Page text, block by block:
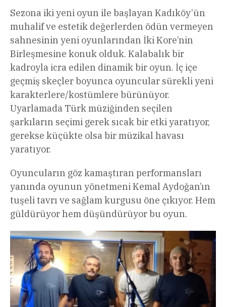
Sezona iki yeni oyun ile başlayan Kadıköy’ün
muhalif ve estetik değerlerden ödün vermeyen
sahnesinin yeni oyunlarından İki Kore’nin
Birleşmesine konuk olduk. Kalabalık bir
kadroyla icra edilen dinamik bir oyun. İç içe
geçmiş skeçler boyunca oyuncular sürekli yeni
karakterlere/kostümlere bürünüyor.
Uyarlamada Türk müziğinden seçilen
şarkıların seçimi gerek sıcak bir etki yaratıyor,
gerekse küçükte olsa bir müzikal havası
yaratıyor.
Oyuncuların göz kamaştıran performansları
yanında oyunun yönetmeni Kemal Aydoğan’ın
tuşeli tavrı ve sağlam kurgusu öne çıkıyor. Hem
güldürüyor hem düşündürüyor bu oyun.